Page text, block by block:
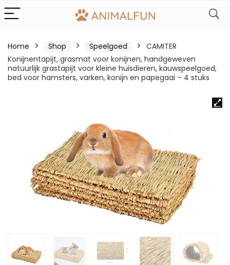
Home Shop Speelgoed
CAMITER
Konijnentapijt, grasmat voor konijnen, handgeweven
natuurlijk grastapijt voor kleine huisdieren, kauwspeelgoed,
bed voor hamsters, varken, konijn en papegaai – 4 stuks